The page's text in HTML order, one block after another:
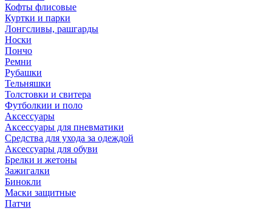
Кофты флисовые
Куртки и парки
Лонгсливы, рашгарды
Носки
Пончо
Ремни
Рубашки
Тельняшки
Толстовки и свитера
Футболкии и поло
Аксессуары
Аксессуары для пневматики
Средства для ухода за одеждой
Аксессуары для обуви
Брелки и жетоны
Зажигалки
Бинокли
Маски защитные
Патчи